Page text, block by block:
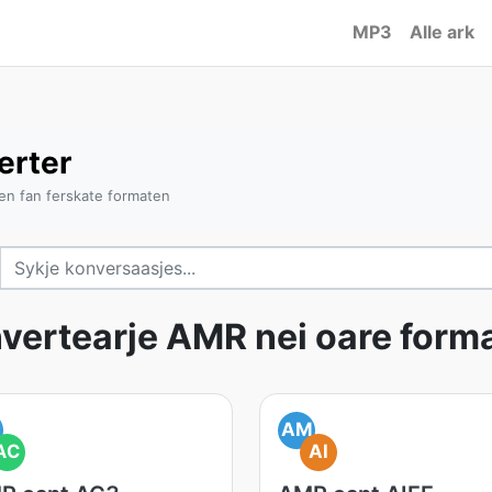
MP3 Alle ark
fan ferskate formaten
AMR nei oare
AM
AI